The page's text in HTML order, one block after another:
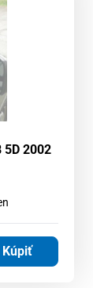
5D 2002
Kúpiť